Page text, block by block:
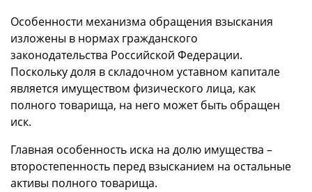
Особенности механизма обращения взыскания
изложены в нормах гражданского
законодательства Российской Федерации.
Поскольку доля в складочном уставном капитале
является имуществом физического лица, как
полного товарища, на него может быть обращен
иск.
Главная особенность иска на долю имущества –
второстепенность перед взысканием на остальные
активы полного товарища.